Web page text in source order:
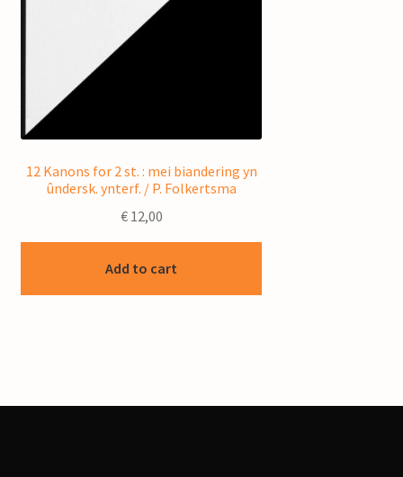
12 Kanons for 2 st. : mei biandering yn
ûndersk. ynterf. / P. Folkertsma
€12,00
Add to cart